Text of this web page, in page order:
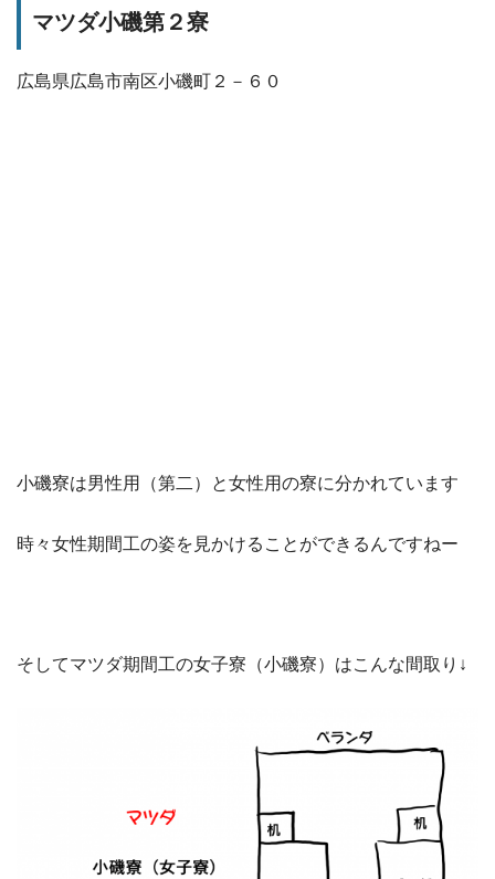
マツダ小磯第２寮
広島県広島市南区小磯町２－６０
小磯寮は男性用（第二）と女性用の寮に分かれています
時々女性期間工の姿を見かけることができるんですねー
そしてマツダ期間工の女子寮（小磯寮）はこんな間取り↓